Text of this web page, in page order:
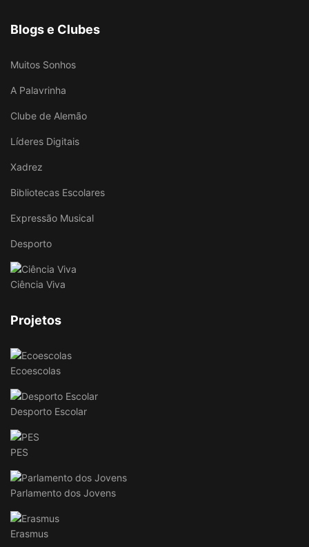
Blogs e Clubes
Muitos Sonhos
A Palavrinha
Clube de Alemão
Líderes Digitais
Xadrez
Bibliotecas Escolares
Expressão Musical
Desporto
Ciência Viva
Projetos
Ecoescolas
Desporto Escolar
PES
Parlamento dos Jovens
Erasmus